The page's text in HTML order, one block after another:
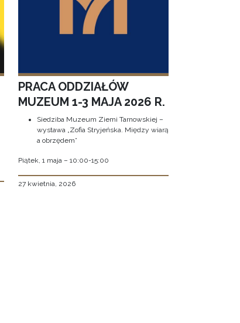
PRACA ODDZIAŁÓW
MUZEUM 1-3 MAJA 2026 R.
Siedziba Muzeum Ziemi Tarnowskiej –
wystawa „Zofia Stryjeńska. Między wiarą
a obrzędem”
Piątek, 1 maja – 10:00-15:00
27 kwietnia, 2026